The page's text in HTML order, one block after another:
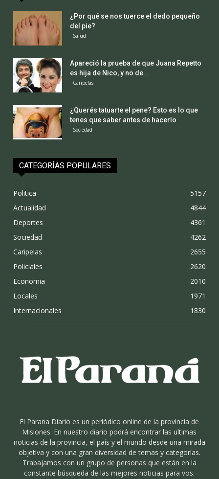
¿Por qué se nos tuerce el dedo pequeño
del pie?
Salud
Apareció la prueba de que Juana Repetto
es hija de Nico, y no de...
Caripelas
¿Querés tatuarte el pene? Esto es lo que
tenes que saber antes de hacerlo
Sociedad
CATEGORÍAS POPULARES
Politica
5157
Actualidad
4844
Deportes
4361
Sociedad
4262
Caripelas
2655
Policiales
2620
Economia
2010
Locales
1971
Internacionales
1830
El Parana Diario es un periódico online de la provincia de
Misiones. En nuestro diario podrá encontrar las ultimas
noticias de la provincia, el país y el mundo desde una mirada
objetiva y con una gran diversidad de temas y categorías.
Trabajamos con un grupo de personas que están en la
constante búsqueda de las mejores noticias para vos.